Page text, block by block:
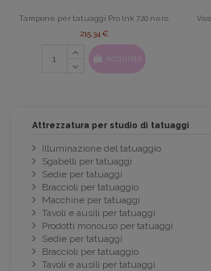
Tampone per tatuaggi Pro Ink 720 nero
215,34 €
Acquista
Attrezzatura per studio di tatuaggi
Illuminazione del tatuaggio
Sgabelli per tatuaggi
Sedie per tatuaggi
Braccioli per tatuaggio
Macchine per tatuaggi
Tavoli e ausili per tatuaggi
Prodotti monouso per tatuaggi
Sedie per tatuaggi
Braccioli per tatuaggio
Tavoli e ausili per tatuaggi